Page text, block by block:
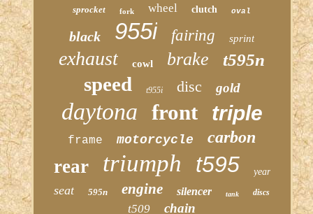
sprocket fork wheel clutch oval
black 955i fairing sprint
exhaust cowl brake t595n
speed t955i disc gold
daytona front triple
frame motorcycle carbon
rear triumph t595 year
seat 595n engine silencer tank discs
t509 chain